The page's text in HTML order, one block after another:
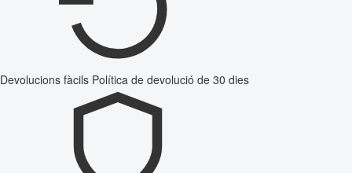
Devolucions fàcils Política de devolució de 30 dies